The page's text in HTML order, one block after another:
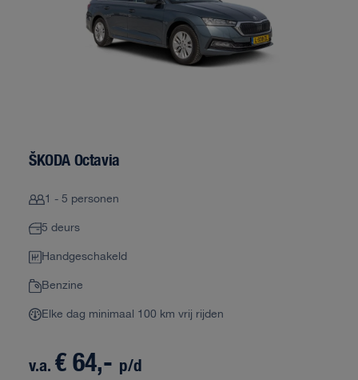
ŠKODA Octavia
1 - 5 personen
5 deurs
Handgeschakeld
Benzine
Elke dag minimaal 100 km vrij rijden
v.a.€ 64,- p/d